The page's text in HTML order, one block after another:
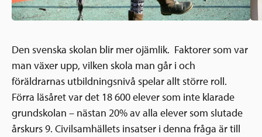
Den svenska skolan blir mer ojämlik. Faktorer som var
man växer upp, vilken skola man går i och
föräldrarnas utbildningsnivå spelar allt större roll.
Förra läsåret var det 18 600 elever som inte klarade
grundskolan – nästan 20% av alla elever som slutade
årskurs 9. Civilsamhällets insatser i denna fråga är till